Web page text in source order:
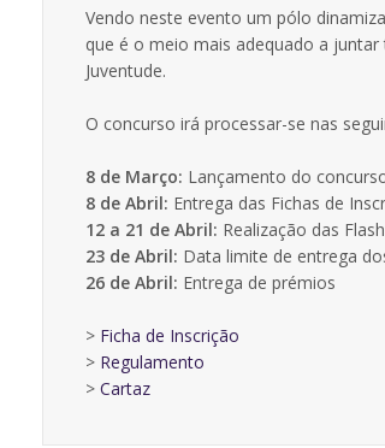
Vendo neste evento um pólo
que é o meio mais adequado a
Juventude.
O concurso irá processar-se nas
8 de Março: Lançamento do
8 de Abril: Entrega das Fichas de
12 a 21 de Abril: Realização das
23 de Abril: Data limite de entrega
26 de Abril: Entrega de prémios
> Ficha de Inscrição
> Regulamento
> Cartaz